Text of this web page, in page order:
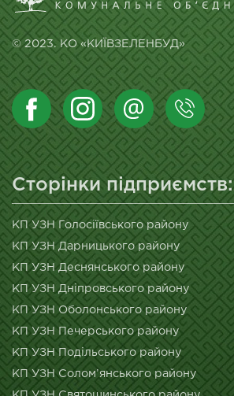
© 2023. КО «КИЇВЗЕЛЕНБУД»
Сторінки підприємств:
КП УЗН Голосіївського району
КП УЗН Дарницького району
КП УЗН Деснянського району
КП УЗН Дніпровського району
КП УЗН Оболонського району
КП УЗН Печерського району
КП УЗН Подільського району
КП УЗН Солом’янського району